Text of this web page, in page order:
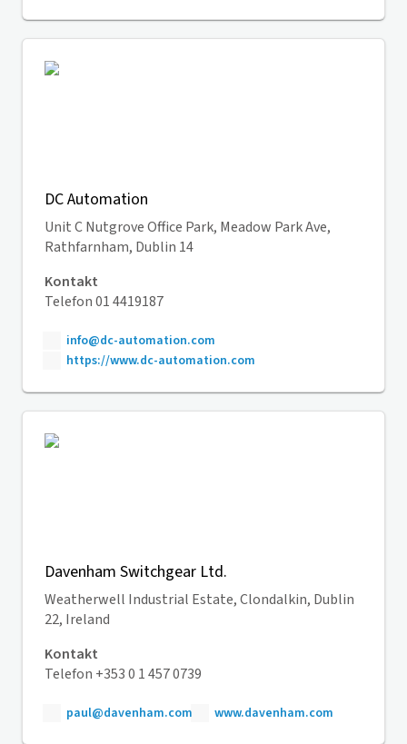
DC Automation
Unit C Nutgrove Office Park, Meadow Park Ave,
Rathfarnham, Dublin 14
Kontakt
Telefon 01 4419187
info@dc-automation.com
https://www.dc-automation.com
Davenham Switchgear Ltd.
Weatherwell Industrial Estate, Clondalkin, Dublin
22, Ireland
Kontakt
Telefon +353 0 1 457 0739
paul@davenham.com www.davenham.com